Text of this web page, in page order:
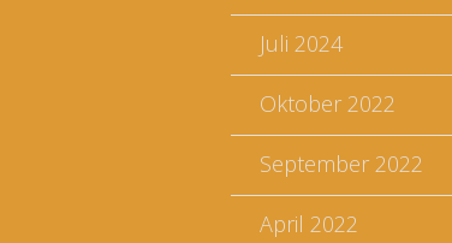
Juli 2024
Oktober 2022
September 2022
April 2022